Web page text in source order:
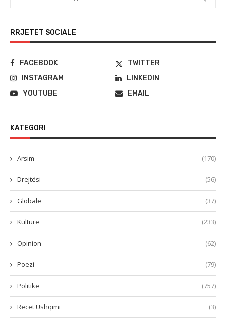
RRJETET SOCIALE
FACEBOOK
TWITTER
INSTAGRAM
LINKEDIN
YOUTUBE
EMAIL
KATEGORI
Arsim (170)
Drejtësi (56)
Globale (37)
Kulturë (233)
Opinion (62)
Poezi (79)
Politikë (757)
Recet Ushqimi (3)